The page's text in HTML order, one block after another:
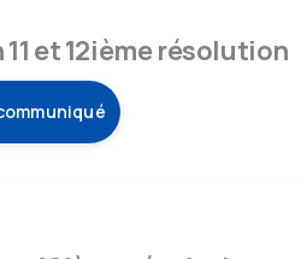
et 12ième résolution